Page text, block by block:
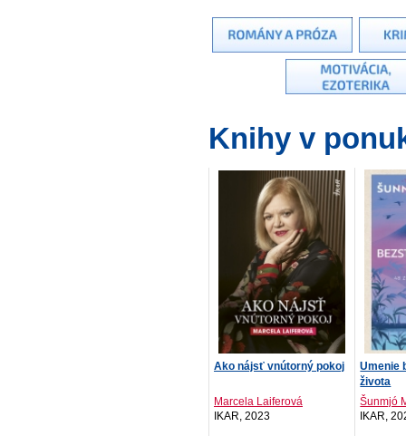
Knihy v
Ako nájsť vnútorný pokoj
Marcela Laiferová
IKAR, 2023
Umenie
života
Šunmjó
IKAR,